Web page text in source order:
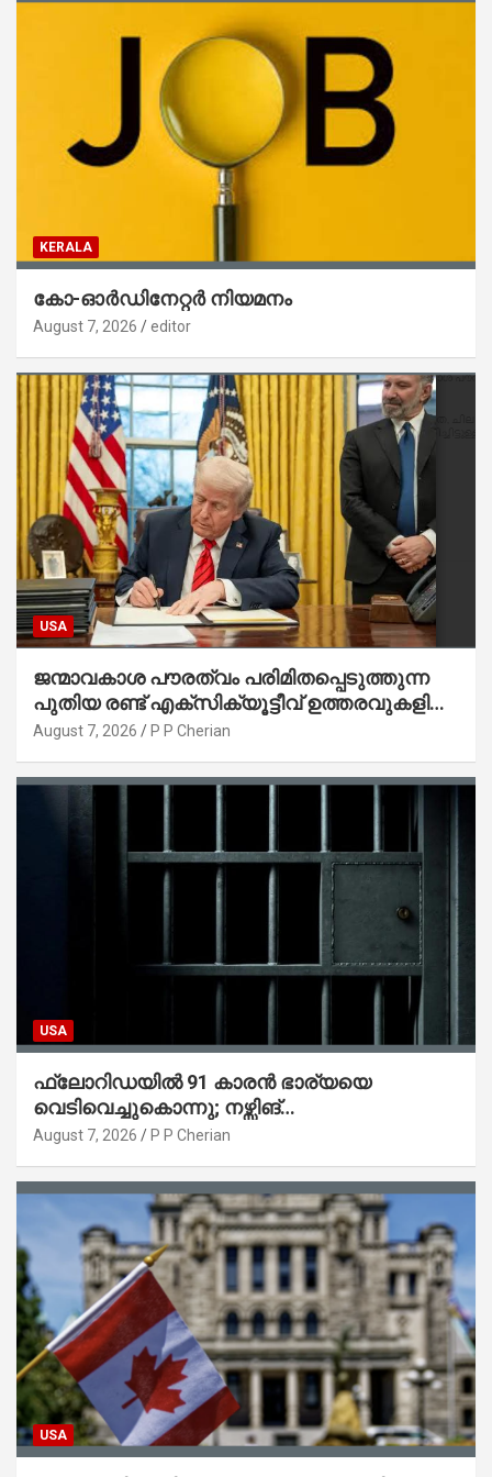
KERALA
കോ-ഓർഡിനേറ്റർ നിയമനം
August 7, 2026 editor
USA
ജന്മാവകാശ പൗരത്വം പരിമിതപ്പെടുത്തുന്ന
പുതിയ രണ്ട് എക്സിക്യൂട്ടീവ് ഉത്തരവുകളിൽ
ട്രംപ് ഒപ്പുവെച്ചു
August 7, 2026 P P Cherian
USA
ഫ്ലോറിഡയിൽ 91 കാരൻ ഭാര്യയെ
വെടിവെച്ചുകൊന്നു; നഴ്സിങ്
ഹോമിലാക്കില്ലെന്ന് നൽകിയ വാഗ്ദാനം
August 7, 2026 P P Cherian
USA